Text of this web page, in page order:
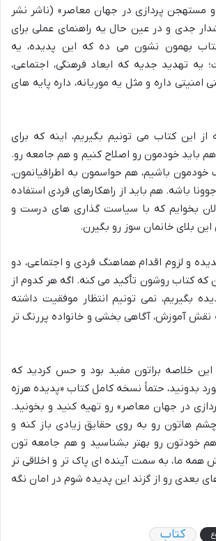
و مستهجن پردازی در جهان معاصر» (ناشر نشر
جدی و در عین حال یه راهنمای عملی برای
بهمون نشون می ده که این پدیده، یه
یه تهدید جدیه که ابعاد فرهنگی، اجتماعی،
امنیتی داره و مثل یه موریانه، داره پایه های
این کتاب می تونیم بگیریم، اینه که برای
هم باید خودمون رو اصلاح کنیم و هم جامعه رو.
خودمون باشیم، هم حواسمون به اطرافیانمون،
باشه. هم باید از راهکارهای فردی استفاده
بخوایم که با سیاست گذاری های درست و
بلای خانمان سوز رو بگیرن.
و لزوم اقدام هماهنگ فردی و اجتماعی، دو
که کتاب روشون تأکید می کنه. اگه هر کدوم از
بگیریم، نمی تونیم انتظار موفقیت داشته
آموزش، آگاهی بخشی و خانواده پررنگ تر
خلاصه براتون مفید بود و حس کردید که
بدونید، حتماً نسخه کامل کتاب «پدیده هرزه
در جهان معاصر» رو تهیه کنید و بخونید.
هاتون رو به روی حقایق زیادی باز کنه و
خودتون رو بهتر بشناسید و هم جامعه تون
همه ما، به سمت آینده ای پاک تر و اخلاقی تر
بعدی رو از گزند این پدیده شوم در امان نگه
کتاب